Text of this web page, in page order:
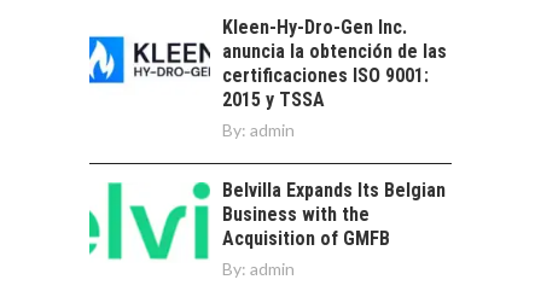
SOSTENIBILIDAD
Minería chilena: un
pilar estratégico ante
el reto ineludible de…
CAPITAL DE RIESGO
OPORTUNIDADES
PARA STARTUPS Y
NUEVOS NEGOCIOS
Capital de riesgo en
Kleen-Hy-Dro-Gen Inc.
anuncia la obtención de las
certificaciones ISO 9001:
2015 y TSSA
By: admin
Belvilla Expands Its Belgian
Business with the
Acquisition of GMFB
By: admin